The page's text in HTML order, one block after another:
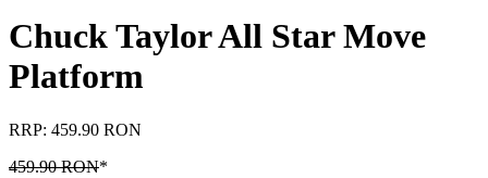
Chuck Taylor All Star Move
Platform
RRP: 459.90 RON
459.90 RON*